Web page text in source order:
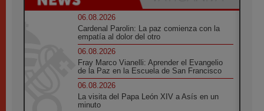
06.08.2026
Cardenal Parolin: La paz comienza con la
empatía al dolor del otro
06.08.2026
Fray Marco Vianelli: Aprender el Evangelio
de la Paz en la Escuela de San Francisco
06.08.2026
La visita del Papa León XIV a Asís en un
minuto